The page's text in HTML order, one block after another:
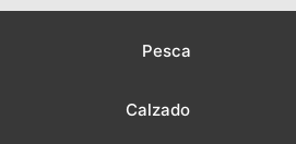
Pesca
Calzado